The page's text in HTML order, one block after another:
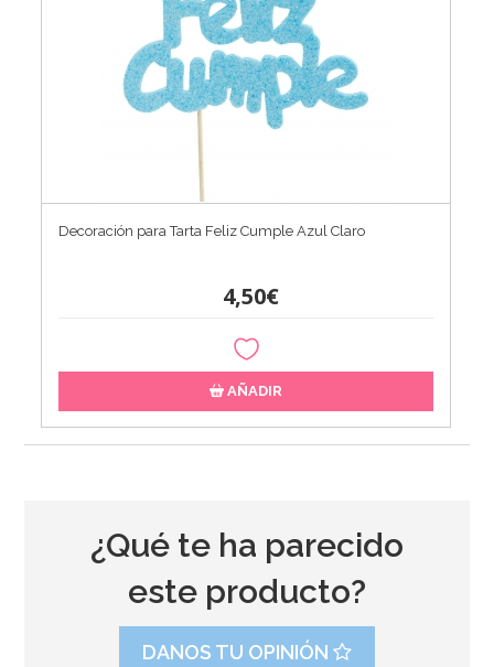
Decoración para Tarta Feliz Cumple Azul Claro
4,50€
AÑADIR
¿Qué te ha parecido
este producto?
DANOS TU OPINIÓN